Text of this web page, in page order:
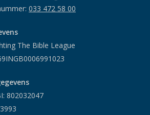
033 472 58 00
The Bible League
802032047